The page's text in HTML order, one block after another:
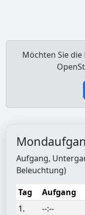
Möchten Sie
Aufgang,
Beleuchtung)
Tag
Aufgang
1.
--:--